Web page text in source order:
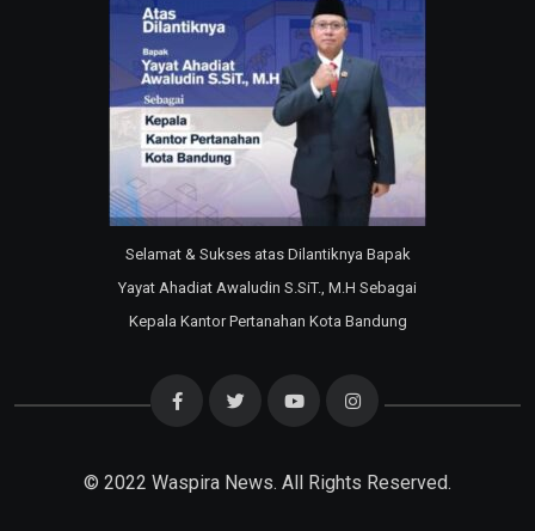
Selamat & Sukses atas Dilantiknya Bapak
Yayat Ahadiat Awaludin S.SiT., M.H Sebagai
Kepala Kantor Pertanahan Kota Bandung
© 2022 Waspira News. All Rights Reserved.